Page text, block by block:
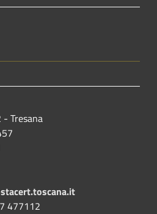
Tresana
477112